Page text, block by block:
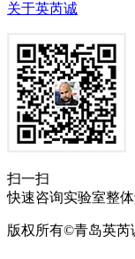
关于英芮诚
扫一扫
快速咨询实验室整
版权所有©青岛英芮